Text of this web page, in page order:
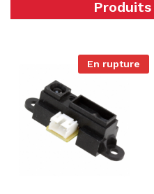
En rupture